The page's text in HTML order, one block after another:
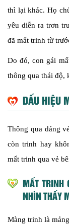
thì lại khác. Họ
yêu diễn ra trơn
đã mất trinh từ
Do đó, con gái
thông qua thái độ,
DẤU HIỆU
Thông qua dáng
còn trinh hay
mất trinh qua vẻ
MẤT TRINH
NHÌN THẤY
Màng trinh là